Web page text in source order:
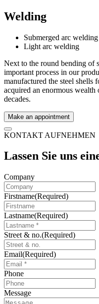
Welding
Submerged arc welding
Light arc welding
Next to the round bending of
important process in our
manufactured the steel shells
acquired an enormous wealth
decades.
Make an appointment
KONTAKT AUFNEHMEN
Lassen Sie uns
Company
Firstname(Required)
Lastname(Required)
Street & no.(Required)
Email(Required)
Phone
Message